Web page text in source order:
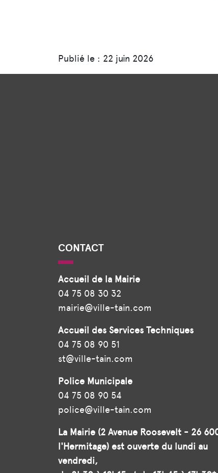
Publié le : 22 juin 2026
CONTACT
Accueil de la Mairie
04 75 08 30 32
mairie@ville-tain.com
Accueil des Services Techniques
04 75 08 90 51
st@ville-tain.com
Police Municipale
04 75 08 90 54
police@ville-tain.com
La Mairie (2 Avenue Roosevelt - 26
l'Hermitage) est ouverte du lundi au
vendredi,